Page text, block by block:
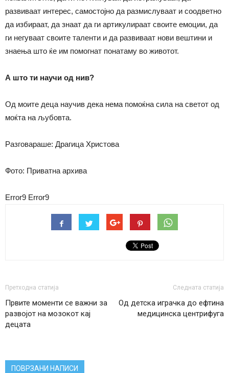
развиваат интерес, самостојно да размислуваат и соодветно
да избираат, да знаат да ги артикулираат своите емоции, да
ги негуваат своите таленти и да развиваат нови вештини и
знаења што ќе им помогнат понатаму во животот.
А што ти научи од нив?
Од моите деца научив дека нема помоќна сила на светот од
моќта на љубовта.
Разговараше: Драгица Христова
Фото: Приватна архива
Error9 Error9
Претходна статија
Првите моменти се важни за
развојот на мозокот кај
децата
Следната статија
Од детска играчка до ефтина
медицинска центрифуга
ПОВРЗАНИ НАПИСИ